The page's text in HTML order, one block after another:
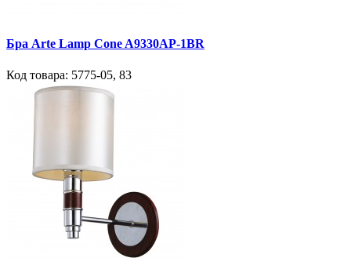
Бра Arte Lamp Cone A9330AP-1BR
Код товара: 5775-05, 83